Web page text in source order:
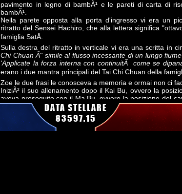
pavimento in legno di bambÃ¹ e le pareti di carta di
bambÃ¹.
Nella parete opposta alla porta d'ingresso vi era un
ritratto del Sensei Hachiro, che alla lettera significa
famiglia SatÅ.
Sulla destra del ritratto in verticale vi era una scritta in
Chi Chuan Ã¨ simile al flusso incessante di un lungo
'Applicate la forza interna con continuitÃ come se
erano i due mantra principali del Tai Chi Chuan della
Zoe le due frasi le conosceva a memoria e ormai non ci
IniziÃ² il suo allenamento dopo il Kai Bu, ovvero la
aveva proseguito con il Ma Bu, ovvero la posizione del
Gong Bu, la posizione dell'arciere.
La sua mente era concentrata, pronta per passare alla
interrotta dalla voce roca del Sensei.
DATA STELLARE
83597.15